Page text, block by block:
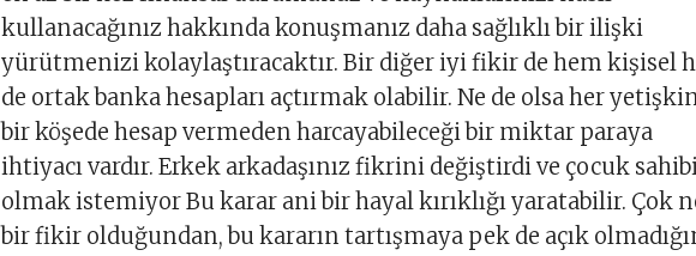
kullanacağınız hakkında konuşmanız daha sağlıklı bir ilişki
yürütmenizi kolaylaştıracaktır. Bir diğer iyi fikir de hem kişisel
de ortak banka hesapları açtırmak olabilir. Ne de olsa her
bir köşede hesap vermeden harcayabileceği bir miktar paraya
ihtiyacı vardır. Erkek arkadaşınız fikrini değiştirdi ve çocuk
olmak istemiyor Bu karar ani bir hayal kırıklığı yaratabilir. Çok
bir fikir olduğundan, bu kararın tartışmaya pek de açık